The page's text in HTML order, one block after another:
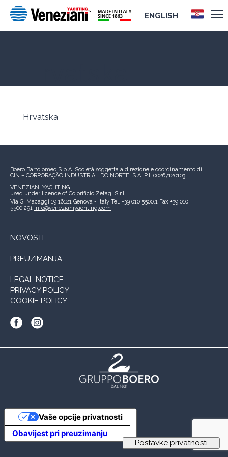
ENGLISH
Hrvatska
Boero Bartolomeo S.p.A. Società soggetta a direzione e coordinamento di
CIN – CORPORAÇÃO INDUSTRIAL DO NORTE, S.A. P.I. 00267120103
VENEZIANI YACHTING
used under licence of Colorificio Zetagi S.r.l.
Via G. Macaggi 19 16121 Genova - Italy Tel. +39 010 5500.1 Fax +39 010
5500.291 info@venezianiyachting.com
NOVOSTI
PREUZIMANJA
LEGAL NOTICE
PRIVACY POLICY
COOKIE POLICY
Obavijest pri preuzimanju
Vaše opcije privatnosti